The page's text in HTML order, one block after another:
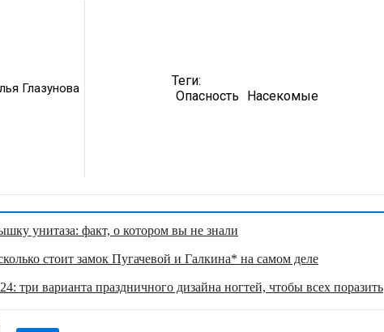
Глазунова
Теги:
Опасность
Насекомые
унитаза: факт, о котором вы не знали
стоит замок Пугачевой и Галкина* на самом деле
варианта праздничного дизайна ногтей, чтобы всех поразить